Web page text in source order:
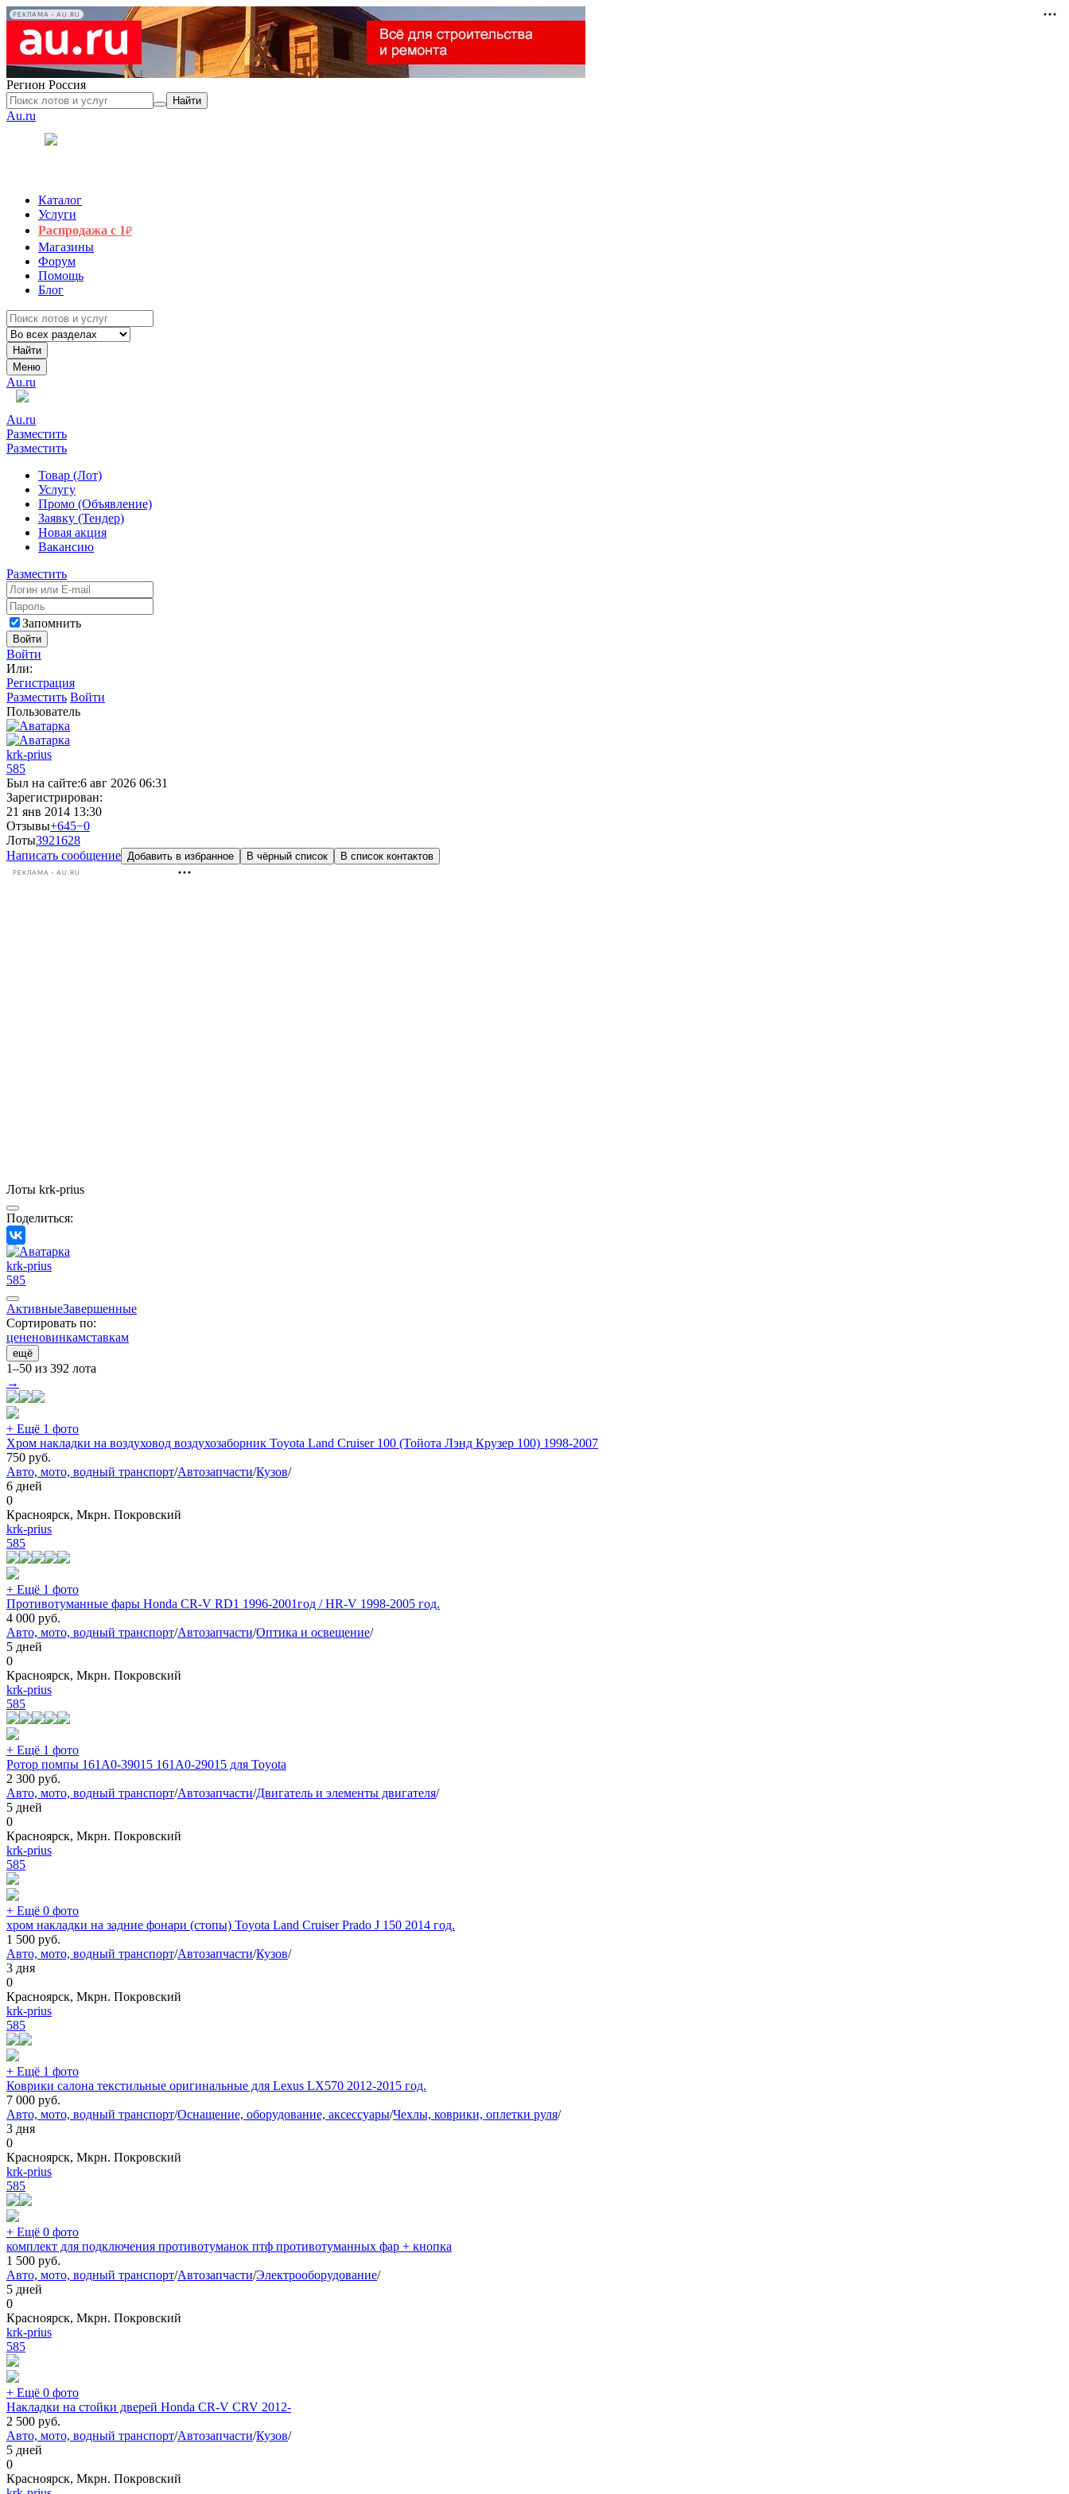
РЕКЛАМА • AU.RU
Регион Россия
Найти
Au.ru
Каталог
Услуги
Распродажа с 1₽
Магазины
Форум
Помощь
Блог
Найти
Меню
Au.ru
Au.ru
Разместить
Разместить
Товар (Лот)
Услугу
Промо (Объявление)
Заявку (Тендер)
Новая акция
Вакансию
Разместить
Запомнить
Войти
Войти
Или:
Регистрация
Разместить Войти
Пользователь
krk-prius
585
Был на сайте:6 авг 2026 06:31
Зарегистрирован:
21 янв 2014 13:30
Отзывы+645−0
Лоты3921628
Написать сообщение Добавить в избранное В чёрный список В список контактов
РЕКЛАМА • AU.RU
Лоты krk-prius
Поделиться:
krk-prius
585
АктивныеЗавершенные
Сортировать по:
цененовинкамставкам
ещё
1–50 из 392 лота
→
+ Ещё 1 фото
Хром накладки на воздуховод воздухозаборник Toyota Land Cruiser 100 (Тойота Лэнд Крузер 100) 1998-2007
750 руб.
Авто, мото, водный транспорт/Автозапчасти/Кузов/
6 дней
0
Красноярск, Мкрн. Покровский
krk-prius
585
+ Ещё 1 фото
Противотуманные фары Honda CR-V RD1 1996-2001год / HR-V 1998-2005 год.
4 000 руб.
Авто, мото, водный транспорт/Автозапчасти/Оптика и освещение/
5 дней
0
Красноярск, Мкрн. Покровский
krk-prius
585
+ Ещё 1 фото
Ротор помпы 161A0-39015 161A0-29015 для Toyota
2 300 руб.
Авто, мото, водный транспорт/Автозапчасти/Двигатель и элементы двигателя/
5 дней
0
Красноярск, Мкрн. Покровский
krk-prius
585
+ Ещё 0 фото
хром накладки на задние фонари (стопы) Toyota Land Cruiser Prado J 150 2014 год.
1 500 руб.
Авто, мото, водный транспорт/Автозапчасти/Кузов/
3 дня
0
Красноярск, Мкрн. Покровский
krk-prius
585
+ Ещё 1 фото
Коврики салона текстильные оригинальные для Lexus LX570 2012-2015 год.
7 000 руб.
Авто, мото, водный транспорт/Оснащение, оборудование, аксессуары/Чехлы, коврики, оплетки руля/
3 дня
0
Красноярск, Мкрн. Покровский
krk-prius
585
+ Ещё 0 фото
комплект для подключения противотуманок птф противотуманных фар + кнопка
1 500 руб.
Авто, мото, водный транспорт/Автозапчасти/Электрооборудование/
5 дней
0
Красноярск, Мкрн. Покровский
krk-prius
585
+ Ещё 0 фото
Накладки на стойки дверей Honda CR-V CRV 2012-
2 500 руб.
Авто, мото, водный транспорт/Автозапчасти/Кузов/
5 дней
0
Красноярск, Мкрн. Покровский